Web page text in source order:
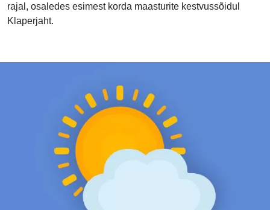
rajal, osaledes esimest korda maasturite kestvussõidul
Klaperjaht.